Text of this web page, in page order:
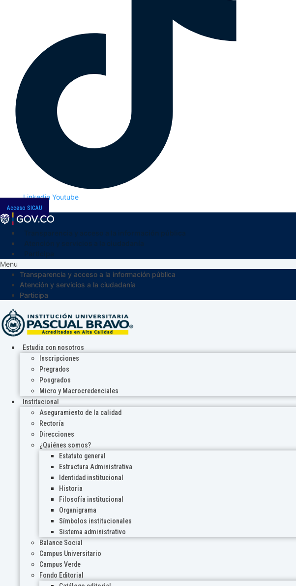
Linkedin Youtube
Acceso SICAU
Menu
Transparencia y acceso a la información pública
Atención y servicios a la ciudadanía
Participa
Estudia con nosotros
Inscripciones
Pregrados
Posgrados
Micro y Macrocredenciales
Institucional
Aseguramiento de la calidad
Rectoría
Direcciones
¿Quiénes somos?
Estatuto general
Estructura Administrativa
Identidad institucional
Historia
Filosofía institucional
Organigrama
Símbolos institucionales
Sistema administrativo
Balance Social
Campus Universitario
Campus Verde
Fondo Editorial